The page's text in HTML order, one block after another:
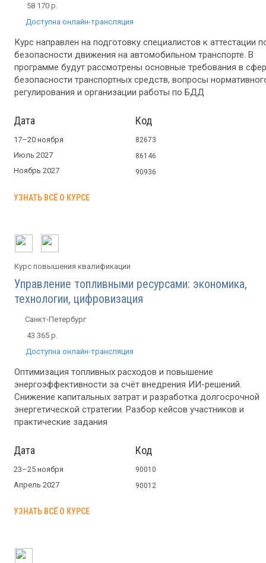
58 170 р.
Доступна онлайн-трансляция
Курс направлен на подготовку специалистов к аттестации
безопасности движения на автомобильном транспорте. В
программе будут рассмотрены основные требования в
безопасности транспортных средств, вопросы
регулирования и организации работы по БДД
Дата
17–20 ноября
Июль 2027
Ноябрь 2027
Код
82673
86146
90936
УЗНАТЬ ВСЁ О КУРСЕ
Курс повышения квалификации
Управление топливными ресурсами: экономика,
технологии, цифровизация
Санкт-Петербург
43 365 р.
Доступна онлайн-трансляция
Оптимизация топливных расходов и повышение
энергоэффективности за счёт внедрения ИИ-решений.
Снижение капитальных затрат и разработка долгосрочной
энергетической стратегии. Разбор кейсов участников и
практические задания
Дата
23–25 ноября
Апрель 2027
Код
90010
90012
УЗНАТЬ ВСЁ О КУРСЕ